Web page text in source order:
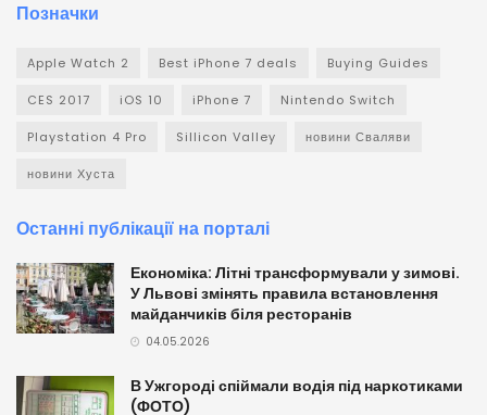
Позначки
Apple Watch 2 Best iPhone 7 deals Buying Guides
CES 2017 iOS 10 iPhone 7 Nintendo Switch
Playstation 4 Pro Sillicon Valley новини Сваляви
новини Хуста
Останні публікації на порталі
Економіка: Літні трансформували у зимові.
У Львові змінять правила встановлення
майданчиків біля ресторанів
04.05.2026
В Ужгороді спіймали водія під наркотиками
(ФОТО)